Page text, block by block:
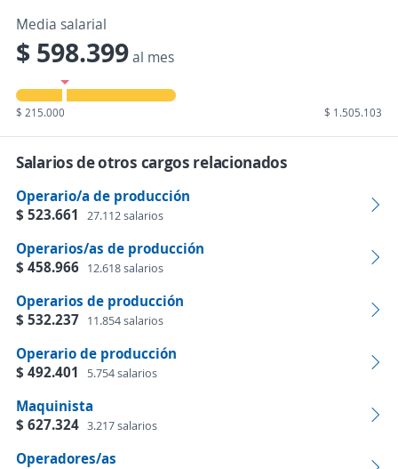
Media salarial
$ 598.399al mes
$ 215.000 $ 1.505.103
Salarios de otros cargos relacionados
Operario/a de producción
$ 523.661
27.112 salarios
Operarios/as de producción
$ 458.966 12.618 salarios
Operarios de producción
$ 532.237 11.854 salarios
Operario de producción
$ 492.401
5.754 salarios
Maquinista
$ 627.324 3.217 salarios
Operadores/as